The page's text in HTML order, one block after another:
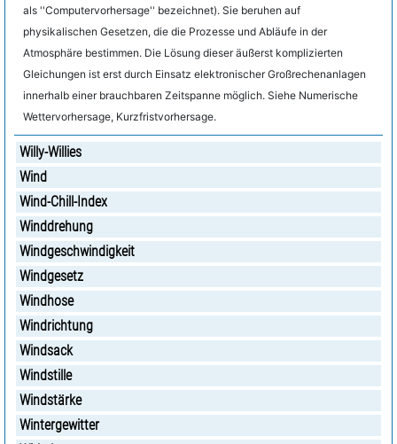
als ''Computervorhersage'' bezeichnet). Sie beruhen auf
physikalischen Gesetzen, die die Prozesse und Abläufe in der
Atmosphäre bestimmen. Die Lösung dieser äußerst komplizierten
Gleichungen ist erst durch Einsatz elektronischer Großrechenanlagen
innerhalb einer brauchbaren Zeitspanne möglich. Siehe Numerische
Wettervorhersage, Kurzfristvorhersage.
Willy-Willies
Wind
Wind-Chill-Index
Winddrehung
Windgeschwindigkeit
Windgesetz
Windhose
Windrichtung
Windsack
Windstille
Windstärke
Wintergewitter